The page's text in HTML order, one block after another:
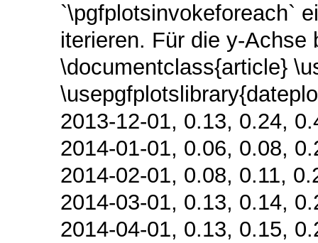
`\pgfplotsinvokeforeach`
iterieren. Für die y-
\documentclass{article}
2013-12-01, 0.13, 0.24,
2014-01-01, 0.06, 0.08,
2014-02-01, 0.08, 0.11,
2014-03-01, 0.13, 0.14,
2014-04-01, 0.13, 0.15,